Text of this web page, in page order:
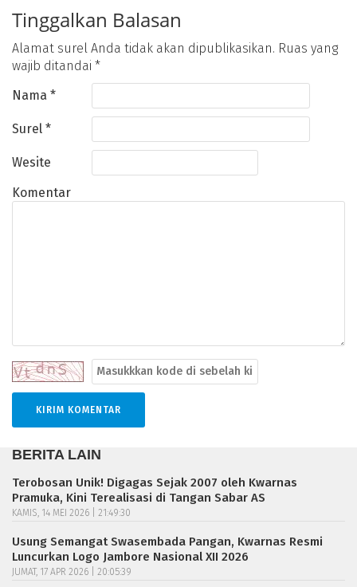
Tinggalkan Balasan
Alamat surel Anda tidak akan dipublikasikan. Ruas yang
wajib ditandai *
Nama *
Surel *
Wesite
Komentar
BERITA LAIN
Terobosan Unik! Digagas Sejak 2007 oleh Kwarnas
Pramuka, Kini Terealisasi di Tangan Sabar AS
KAMIS, 14 MEI 2026 | 21:49:30
Usung Semangat Swasembada Pangan, Kwarnas Resmi
Luncurkan Logo Jambore Nasional XII 2026
JUMAT, 17 APR 2026 | 20:05:39